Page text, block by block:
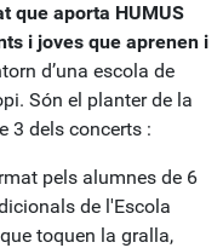
que aporta HUMUS
i joves que aprenen i
d’una escola de
Són el planter de la
3 dels concerts :
pels alumnes de 6
de l'Escola
toquen la gralla,